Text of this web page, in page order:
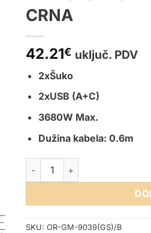
CRNA
42.21€ uključ. PDV
2xŠuko
2xUSB (A+C)
3680W Max.
Dužina kabela: 0.6m
NADGRADNA UTIČNICA ZA
SKU: OR-GM-9039(GS)/B